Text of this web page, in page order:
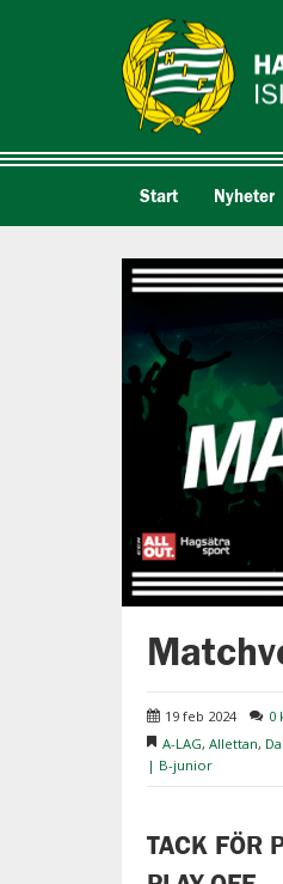
Start Nyheter
19 feb 2024
0
A-LAG, Allettan,
| B-junior
TACK FÖR